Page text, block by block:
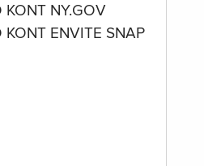
KONT NY.GOV
KONT ENVITE SNAP